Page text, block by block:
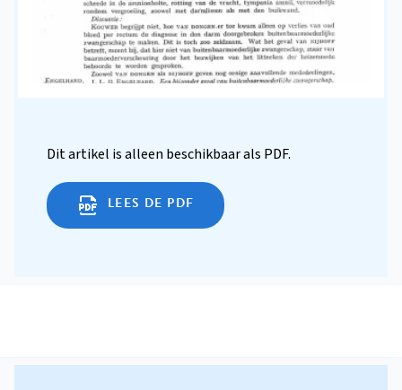
Dit artikel is alleen beschikbaar als PDF.
LEES DE PDF